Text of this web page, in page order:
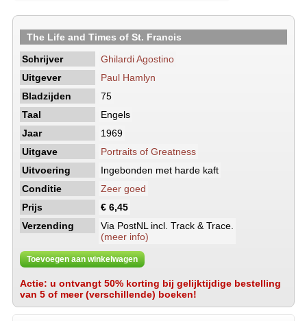
The Life and Times of St. Francis
Schrijver
Ghilardi Agostino
Uitgever
Paul Hamlyn
Bladzijden
75
Taal
Engels
Jaar
1969
Uitgave
Portraits of Greatness
Uitvoering
Ingebonden met harde kaft
Conditie
Zeer goed
Prijs
€ 6,45
Verzending
Via PostNL incl. Track & Trace.
(meer info)
Toevoegen aan winkelwagen
Actie: u ontvangt 50% korting bij gelijktijdige bestelling
van 5 of meer (verschillende) boeken!